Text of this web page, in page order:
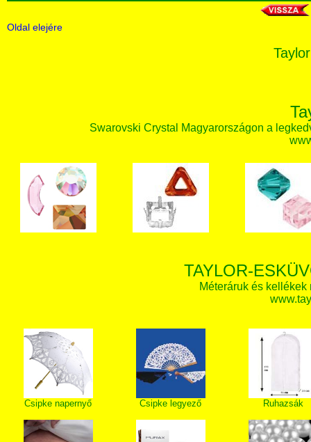
Oldal elejére
Swarovski Crystal Magyarországon a
TAYLOR-
Méteráruk és
Csipke napernyő Csipke legyező Ruhazsák